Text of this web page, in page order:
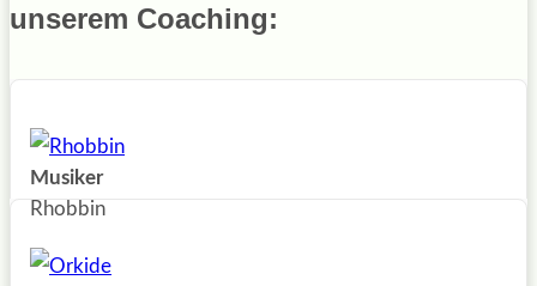
unserem Coaching:
Musiker
Rhobbin